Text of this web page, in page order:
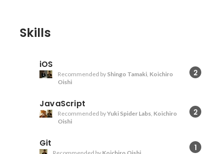
Skills
iOS
2
Recommended by Shingo Tamaki, Koichiro
Oishi
JavaScript
2
Recommended byYuki Spider Labs, Koichiro
Oishi
Git 1